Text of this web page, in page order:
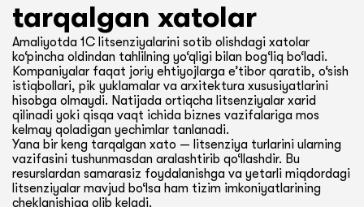
tarqalgan xatolar
Amaliyotda 1C litsenziyalarini sotib olishdagi xatolar
ko‘pincha oldindan tahlilning yo‘qligi bilan bog‘liq bo‘ladi.
Kompaniyalar faqat joriy ehtiyojlarga e’tibor qaratib, o‘sish
istiqbollari, pik yuklamalar va arxitektura xususiyatlarini
hisobga olmaydi. Natijada ortiqcha litsenziyalar xarid
qilinadi yoki qisqa vaqt ichida biznes vazifalariga mos
kelmay qoladigan yechimlar tanlanadi.
Yana bir keng tarqalgan xato — litsenziya turlarini ularning
vazifasini tushunmasdan aralashtirib qo‘llashdir. Bu
resurslardan samarasiz foydalanishga va yetarli miqdordagi
litsenziyalar mavjud bo‘lsa ham tizim imkoniyatlarining
cheklanishiga olib keladi.